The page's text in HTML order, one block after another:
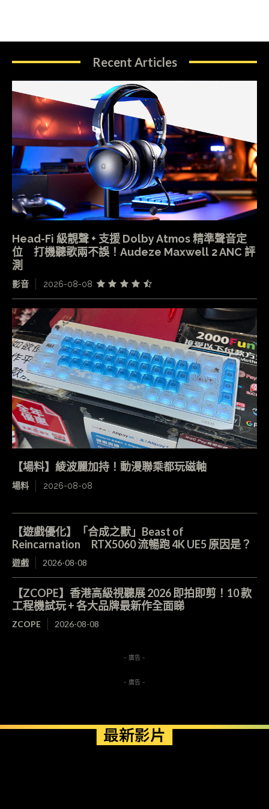
Recent Articles
Head-Fi 級靚聲 + 支援 Dolby Atmos 精準聲音定
位 打機聽歌兩不誤！Audeze Maxwell 2 ANC 評
測
影音 2026-08-08
【場料】綾波麗加持！動漫聯乘都玩磁軸
場料 2026-08-08
【遊戲優化】「合成之獸」Beast of
Reincarnation RTX5060 流暢跑 4K UE5 原因是？
遊戲 2026-08-08
【ZCOPE】香港高級視聽展 2026 即拍即剪！10 款
工程機試玩 + 各大品牌最新作全面睇
ZCOPE 2026-08-08
- 廣告 -
- 廣告 -
最新影片